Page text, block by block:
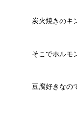
炭火焼きのキ
そこでホルモ
豆腐好きなの